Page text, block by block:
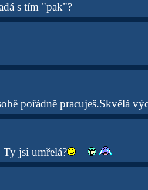
s tím "pak"?
pořádně pracuješ.Skvělá
jsi umřelá?